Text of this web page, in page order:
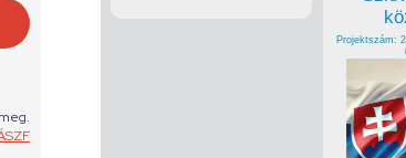
Projektszám: